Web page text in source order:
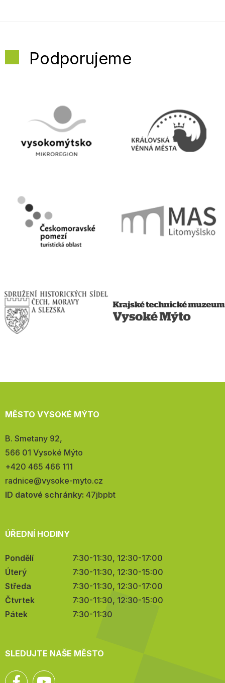
Podporujeme
MĚSTO VYSOKÉ MÝTO
Adresa:
B. Smetany 92,
566 01 Vysoké Mýto
Telefon:
+420 465 466 111
E-
mail:
radnice@vysoke-myto.cz
ID datové schránky: 47jbpbt
ÚŘEDNÍ HODINY
Pondělí
7:30-11:30, 12:30-17:00
Úterý
7:30-11:30, 12:30-15:00
Středa
7:30-11:30, 12:30-17:00
Čtvrtek
7:30-11:30, 12:30-15:00
Pátek
7:30-11:30
SLEDUJTE NAŠE MĚSTO